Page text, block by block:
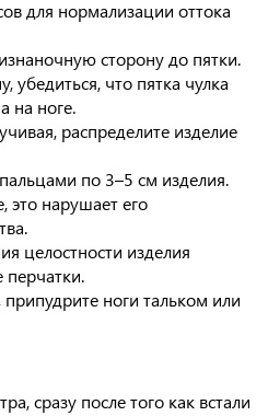
для нормализации оттока
сторону до пятки.
убедиться, что пятка чулка
на ноге.
распределите изделие
по 3–5 см изделия.
это нарушает его
целостности изделия
перчатки.
ноги тальком или
сразу после того как встали